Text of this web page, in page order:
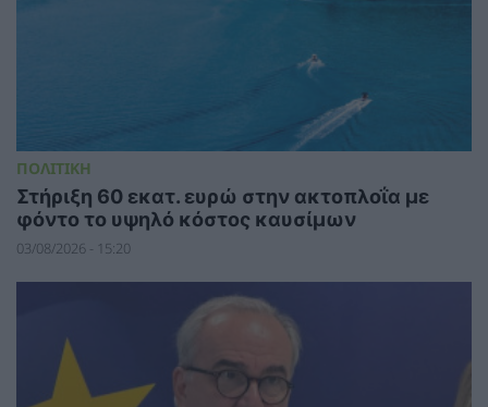
ΠΟΛΙΤΙΚΗ
Στήριξη 60 εκατ. ευρώ στην ακτοπλοΐα με
φόντο το υψηλό κόστος καυσίμων
03/08/2026 - 15:20